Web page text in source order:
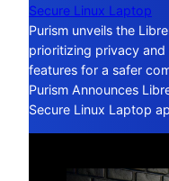
Secure Linux Laptop
Purism unveils the
prioritizing privacy
features for a safer
Purism Announces
Secure Linux Laptop